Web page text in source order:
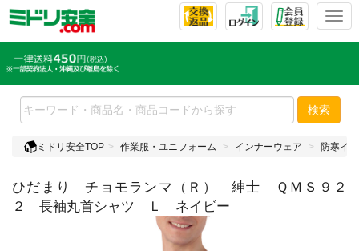
T
l
e
n
v
g
検索
ミドリ安全TOP 作業服・ユニフォーム インナーウェア 防寒イ
ひだまり チョモランマ（Ｒ） 紳士 ＱＭＳ９２
２ 長袖丸首シャツ Ｌ ネイビー